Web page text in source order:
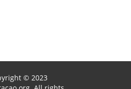
© 2023